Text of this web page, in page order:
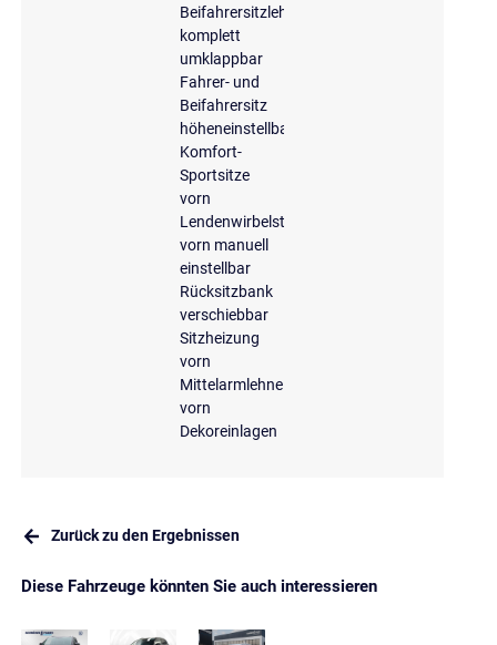
Beifahrersitzlehne
komplett
umklappbar
Fahrer- und
Beifahrersitz
höheneinstellbar
Komfort-
Sportsitze
vorn
Lendenwirbelstütze
vorn manuell
einstellbar
Rücksitzbank
verschiebbar
Sitzheizung
vorn
Mittelarmlehne
vorn
Dekoreinlagen
Zurück zu den Ergebnissen
Diese Fahrzeuge könnten Sie auch interessieren